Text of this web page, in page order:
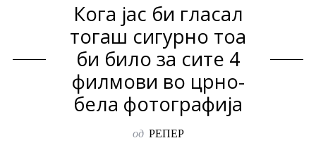
Кога јас би гласал
тогаш сигурно тоа
би било за сите 4
филмови во црно-
бела фотографија
од РЕПЕР